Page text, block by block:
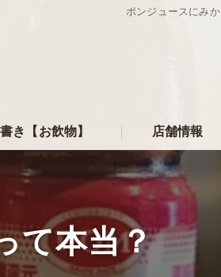
ポンジュースにみ
き【お飲物】 店舗情報
て本当？